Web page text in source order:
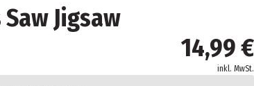
Jigsaw
14,99 €
inkl. MwSt.